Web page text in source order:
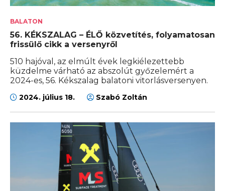
BALATON
56. KÉKSZALAG – ÉLŐ közvetítés, folyamatosan
frissülő cikk a versenyről
510 hajóval, az elmúlt évek legkiélezettebb
küzdelme várható az abszolút győzelemért a
2024-es, 56. Kékszalag balatoni vitorlásversenyen.
2024. július 18. Szabó Zoltán